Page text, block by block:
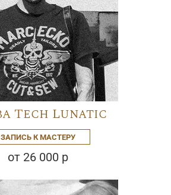
Tech Lunatic
ЗАПИСЬ К МАСТЕРУ
от 26 000 р